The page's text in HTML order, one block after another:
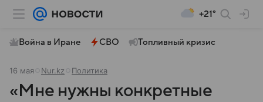
+21°
Война в Иране СВО Топливный кризис
16 мая Nur.kz Политика
«Мне нужны конкретные